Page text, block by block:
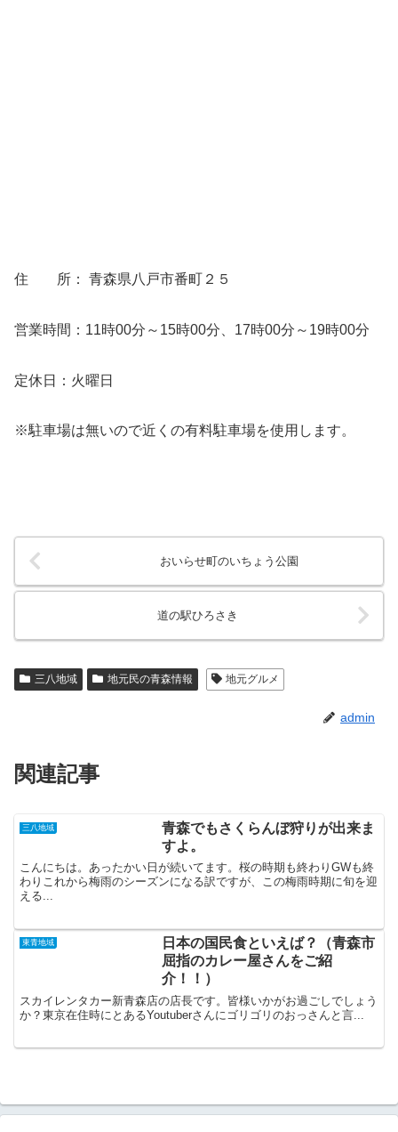
住 所： 青森県八戸市番町２５
営業時間：11時00分～15時00分、17時00分～19時00分
定休日：火曜日
※駐車場は無いので近くの有料駐車場を使用します。
おいらせ町のいちょう公園
道の駅ひろさき
三八地域 地元民の青森情報 地元グルメ
admin
関連記事
三八地域
青森でもさくらんぼ狩りが出来ま
すよ。
こんにちは。あったかい日が続いてます。桜の時期も終わりGWも終
わりこれから梅雨のシーズンになる訳ですが、この梅雨時期に旬を迎
える...
東青地域
日本の国民食といえば？（青森市
屈指のカレー屋さんをご紹
介！！）
スカイレンタカー新青森店の店長です。皆様いかがお過ごしでしょう
か？東京在住時にとあるYoutuberさんにゴリゴリのおっさんと言...